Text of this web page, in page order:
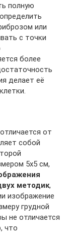
полную
или
с точки
более
делает её
от
собой
5х5 см,
методик,
изображение
грудной
не отличается
что